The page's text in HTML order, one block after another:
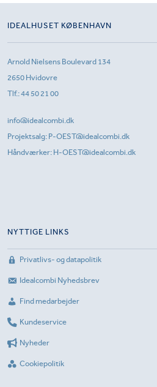
IDEALHUSET KØBENHAVN
Arnold Nielsens Boulevard 134
2650 Hvidovre
Tlf.:44 50 21 00
info@idealcombi.dk
Projektsalg: P-OEST@idealcombi.dk
Håndværker: H-OEST@idealcombi.dk
NYTTIGE LINKS
Privatlivs- og datapolitik
Idealcombi Nyhedsbrev
Find medarbejder
Kundeservice
Nyheder
Cookiepolitik